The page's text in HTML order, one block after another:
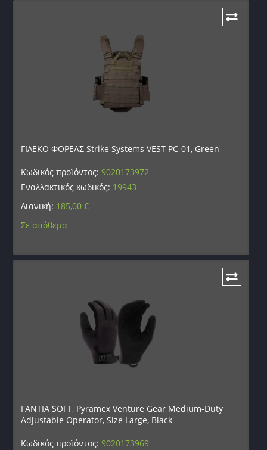
ΓΙΛΕΚΟ ΦΟΡΕΑΣ Strike Systems VEST PC-01, Green
Κωδικός προϊόντος:9020173972
Εναλλακτικός κωδικός: 19943
Λιανική: 185,00€
Σε απόθεμα
ΓΑΝΤΙΑ SOFT, Pyramex Venture Gear Medium-Duty
Adjustable Operator, Size Large, Black
Κωδικός προϊόντος:9020173969